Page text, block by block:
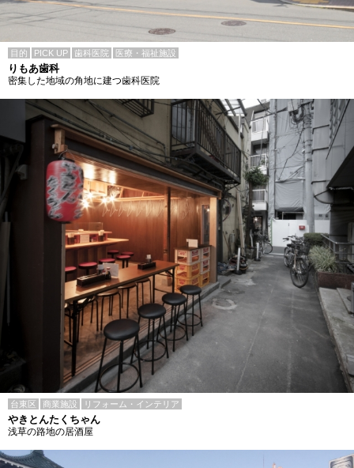
目的 PICK UP 歯科医院 医療・福祉施設
りもあ歯科
密集した地域の角地に建つ歯科医院
台東区 商業施設 リフォーム・インテリア
やきとんたくちゃん
浅草の路地の居酒屋